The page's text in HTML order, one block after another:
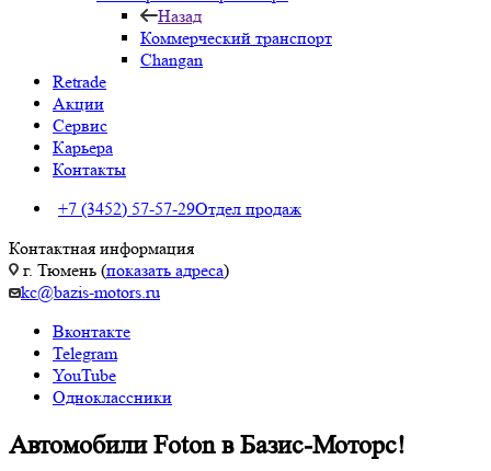
Назад
Коммерческий транспорт
Changan
Retrade
Акции
Сервис
Карьера
Контакты
+7 (3452) 57-57-29Отдел продаж
Контактная информация
г. Тюмень (показать адреса)
kc@bazis-motors.ru
Вконтакте
Telegram
YouTube
Одноклассники
Автомобили Foton в Базис-Моторс!